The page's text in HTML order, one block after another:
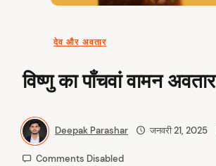
देव और अवतार
विष्णु का पाँचवां वामन अवतार
Deepak Parashar जनवरी 21, 2025
Comments Disabled